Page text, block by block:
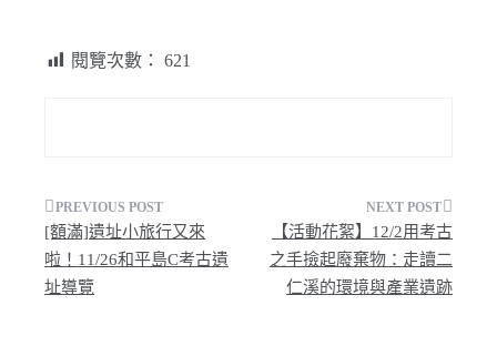
閱覽次數： 621
文
章
導
[額滿]遺址小旅行又來
啦！11/26和平島C考古遺
址導覽
【活動花絮】12/2用考古
之手撿起廢棄物：走讀二
仁溪的環境與產業遺跡